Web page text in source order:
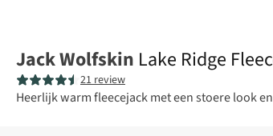
Jack Wolfskin Lake Ridge
21 review
Heerlijk warm fleecejack met een stoere look